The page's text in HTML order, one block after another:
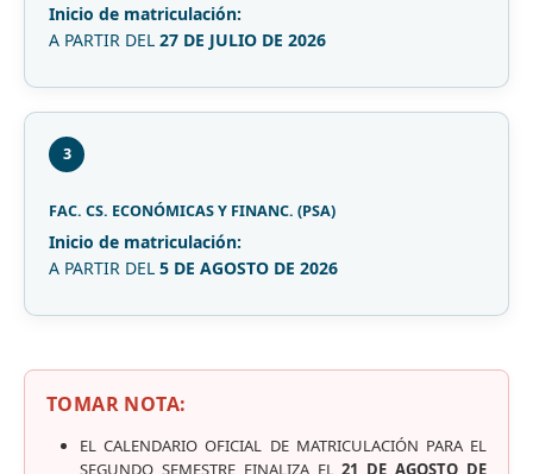
Inicio de matriculación:
A PARTIR DEL 27 DE JULIO DE 2026
3
FAC. CS. ECONÓMICAS Y FINANC. (PSA)
Inicio de matriculación:
A PARTIR DEL 5 DE AGOSTO DE 2026
TOMAR NOTA:
EL CALENDARIO OFICIAL DE MATRICULACIÓN PARA EL
SEGUNDO SEMESTRE FINALIZA EL21 DE AGOSTO DE